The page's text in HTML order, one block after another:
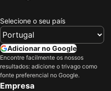
Selecione o seu país
Adicionar no Google
Encontre facilmente os nossos
resultados: adicione o trivago como
fonte preferencial no Google.
Empresa